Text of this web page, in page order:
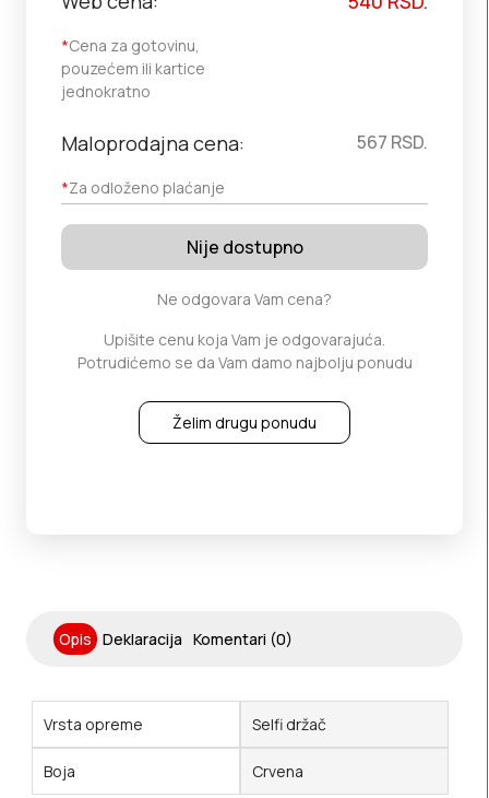
*Cena za gotovinu,
pouzećem ili kartice
jednokratno
Maloprodajna cena:
*Za odloženo plaćanje
567 RSD.
Nije dostupno
Ne odgovara Vam cena?
Upišite cenu koja Vam je odgovarajuća.
Potrudićemo se da Vam damo najbolju ponudu
Želim drugu ponudu
Opis Deklaracija Komentari (0)
Vrsta opreme Selfi držač
Boja Crvena